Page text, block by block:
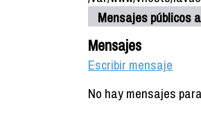
Mensajes públicos
Mensajes
Escribir mensaje
No hay mensajes